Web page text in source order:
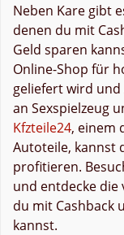
Neben Kare gibt
denen du mit
Geld sparen
Online-Shop für
geliefert wird und
an Sexspielzeug
Kfzteile24, einem
Autoteile, kannst
profitieren.
und entdecke die
du mit Cashback
kannst.